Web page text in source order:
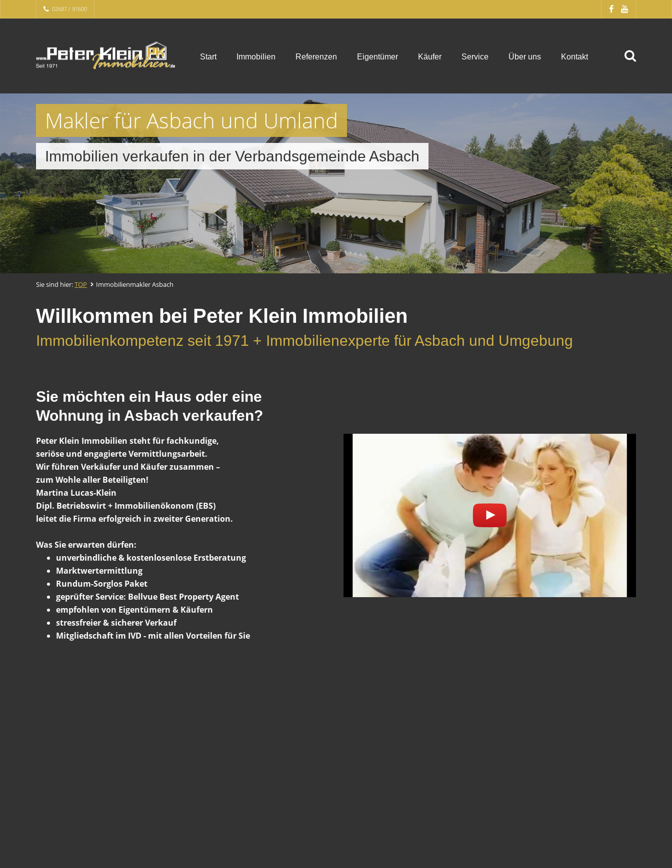
02687 / 91600
Start Immobilien Referenzen Eigentümer Käufer Service Über uns Kontakt
Makler für Asbach und Umland
Immobilien verkaufen in der Verbandsgemeinde Asbach
Sie sind hier:TOP Immobilienmakler Asbach
Willkommen bei Peter Klein Immobilien
Immobilienkompetenz seit 1971 + Immobilienexperte für Asbach und Umgebung
Sie möchten ein Haus oder eine
Wohnung in Asbach verkaufen?
Peter Klein Immobilien steht für fachkundige,
seriöse und engagierte Vermittlungsarbeit.
Wir führen Verkäufer und Käufer zusammen –
zum Wohle aller Beteiligten!
Martina Lucas-Klein
Dipl. Betriebswirt + Immobilienökonom (EBS)
leitet die Firma erfolgreich in zweiter Generation.
Was Sie erwarten dürfen:
unverbindliche & kostenlosenlose Erstberatung
Marktwertermittlung
Rundum-Sorglos Paket
geprüfter Service: Bellvue Best Property Agent
empfohlen von Eigentümern & Käufern
stressfreier & sicherer Verkauf
Mitgliedschaft im IVD - mit allen Vorteilen für Sie